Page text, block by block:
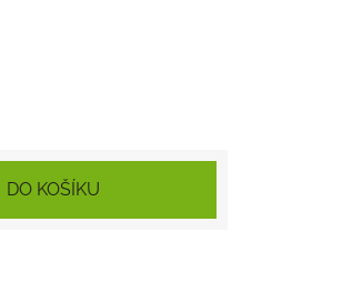
DO KOŠÍKU